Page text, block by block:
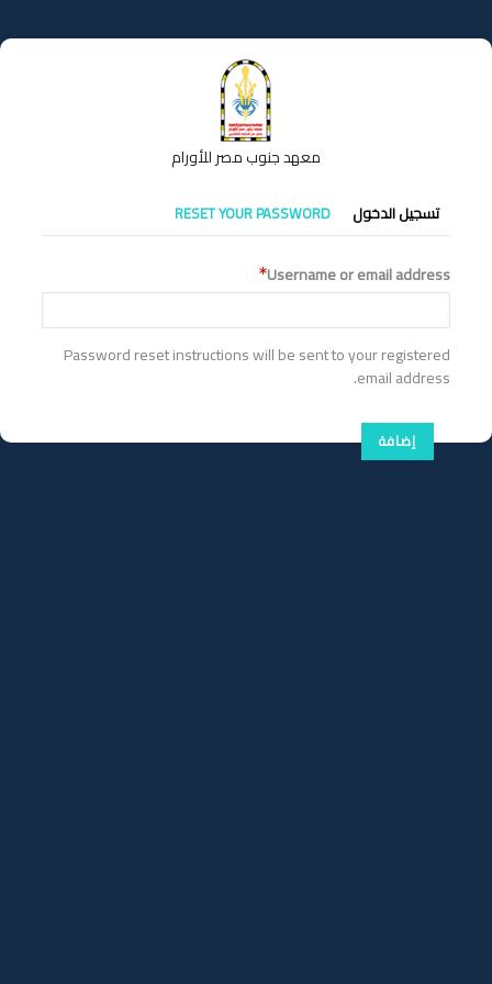
إلى
المحتوى
معهد جنوب مصر للأورام
التبويبات
الأساسية
تسجيل الدخول RESET YOUR PASSWORD
Username or email address
Password reset instructions will be sent to your registered
email address.